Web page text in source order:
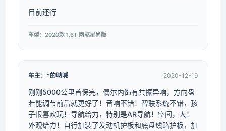
目前还行
车型：2020款 1.6T 两驱星尚版
车主：*的呐喊 2020-12-19
刚刚5000公里首保完，偶尔内饰有共振异响，方向盘
若能调节前后就更好了！音响不错！智联系统不错，孩
子很喜欢玩！导航给力，特别是AR导航！空间，大！
外观给力！自行加装了发动机护板和底盘线路护板，加